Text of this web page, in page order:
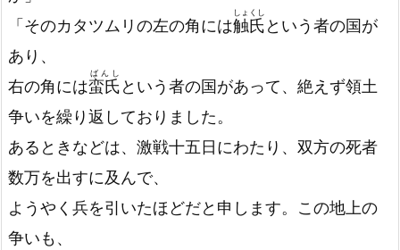
「そのカタツムリの左の角には触氏
しょくし
という者の国が
あり、
右の角には蛮氏
ばんし
という者の国があって、絶えず領土
争いを繰り返しておりました。
あるときなどは、激戦十五日にわたり、双方の死者
数万を出すに及んで、
ようやく兵を引いたほどだと申します。この地上の
争いも、